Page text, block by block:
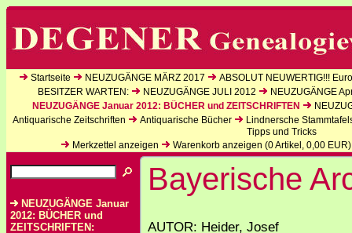
Startseite NEUZUGÄNGE MÄRZ 2017
ABSOLUT NEUWERTIG!!!
BESITZER WARTEN:
NEUZUGÄNGE JULI 2012
NEUZUGÄNGE
NEUZUGÄNGE Januar 2012: BÜCHER und ZEITSCHRIFTEN
Antiquarische Zeitschriften
Antiquarische Bücher
Lindnersche
Tipps und Tricks
Merkzettel anzeigen
Warenkorb anzeigen (0Artikel, 0,00 EUR)
NEUZUGÄNGE Januar
2012: BÜCHER und
ZEITSCHRIFTEN:
Bayerische
AUTOR: Heider, Josef